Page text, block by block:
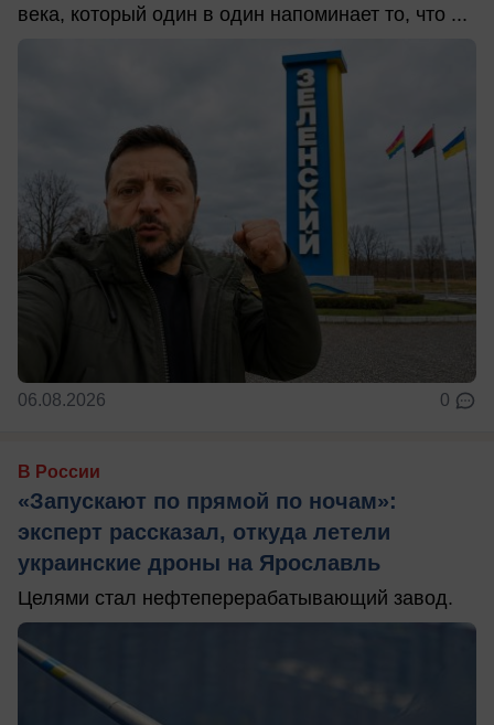
века, который один в один напоминает то, что ...
06.08.2026 0
В России
«Запускают по прямой по ночам»:
эксперт рассказал, откуда летели
украинские дроны на Ярославль
Целями стал нефтеперерабатывающий завод.